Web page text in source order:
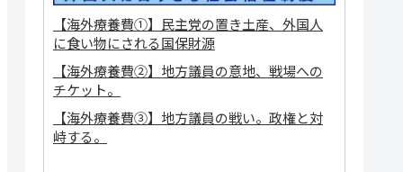
【海外療養費①】民主党の置き土産、外国人
に食い物にされる国保財源
【海外療養費②】地方議員の意地、戦場への
チケット。
【海外療養費③】地方議員の戦い。政権と対
峙する。